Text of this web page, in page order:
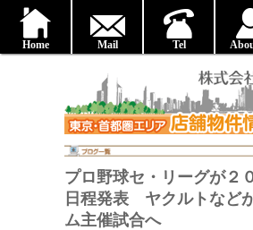
Home Mail Tel
プロ野球セ・リーグが２
日程発表 ヤクルトなど
ム主催試合へ